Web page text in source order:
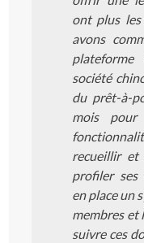
ont plus les
avons
société
du prêt-à-
mois
recueillir et
profiler ses
en place un
membres et
suivre ces